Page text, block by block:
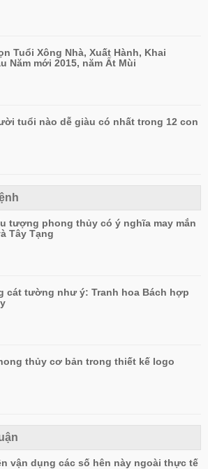
Tuổi Xông Nhà, Xuất Hành, Khai
Năm mới 2015, năm Ất Mùi
tuổi nào dễ giàu có nhất trong 12 con
tượng phong thủy có ý nghĩa may mắn
Tây Tạng
cát tường như ý: Tranh hoa Bách hợp
thủy cơ bản trong thiết kế logo
vận dụng các số hên này ngoài thực tế